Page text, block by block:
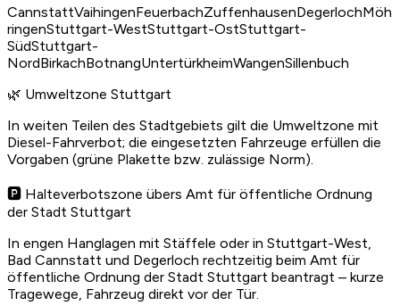
CannstattVaihingenFeuerbachZuffenhausenDegerlochMöh
ringenStuttgart-WestStuttgart-OstStuttgart-
SüdStuttgart-
NordBirkachBotnangUntertürkheimWangenSillenbuch
🌿 Umweltzone Stuttgart
In weiten Teilen des Stadtgebiets gilt die Umweltzone mit
Diesel-Fahrverbot; die eingesetzten Fahrzeuge erfüllen die
Vorgaben (grüne Plakette bzw. zulässige Norm).
🅿️ Halteverbotszone übers Amt für öffentliche Ordnung
der Stadt Stuttgart
In engen Hanglagen mit Stäffele oder in Stuttgart-West,
Bad Cannstatt und Degerloch rechtzeitig beim Amt für
öffentliche Ordnung der Stadt Stuttgart beantragt – kurze
Tragewege, Fahrzeug direkt vor der Tür.